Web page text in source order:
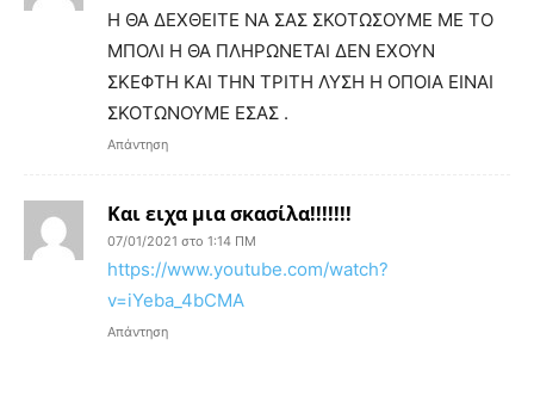
Η ΘΑ ΔΕΧΘΕΙΤΕ ΝΑ ΣΑΣ ΣΚΟΤΩΣΟΥΜΕ ΜΕ ΤΟ
ΜΠΟΛΙ Η ΘΑ ΠΛΗΡΩΝΕΤΑΙ ΔΕΝ ΕΧΟΥΝ
ΣΚΕΦΤΗ ΚΑΙ ΤΗΝ ΤΡΙΤΗ ΛΥΣΗ Η ΟΠΟΙΑ ΕΙΝΑΙ
ΣΚΟΤΩΝΟΥΜΕ ΕΣΑΣ .
Απάντηση
Και ειχα μια σκασίλα!!!!!!!
07/01/2021 στο 1:14 ΠΜ
https://www.youtube.com/watch?
v=iYeba_4bCMA
Απάντηση